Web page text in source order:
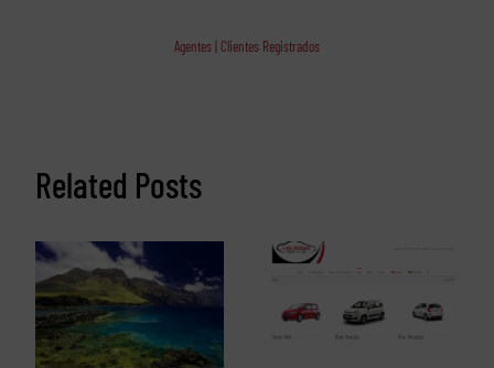
Agentes | Clientes Registrados
Related Posts